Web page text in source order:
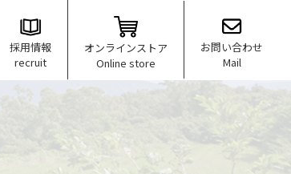
採用情報
recruit
オンラインストア
Online store
お問い合わせ
Mail